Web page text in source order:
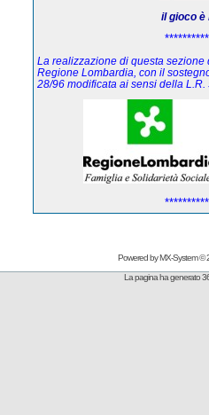
il gioco è
La realizzazione di questa sezione
Regione Lombardia, con il
28/96 modificata ai sensi della
Powered byMX-System©
La pagina ha generato